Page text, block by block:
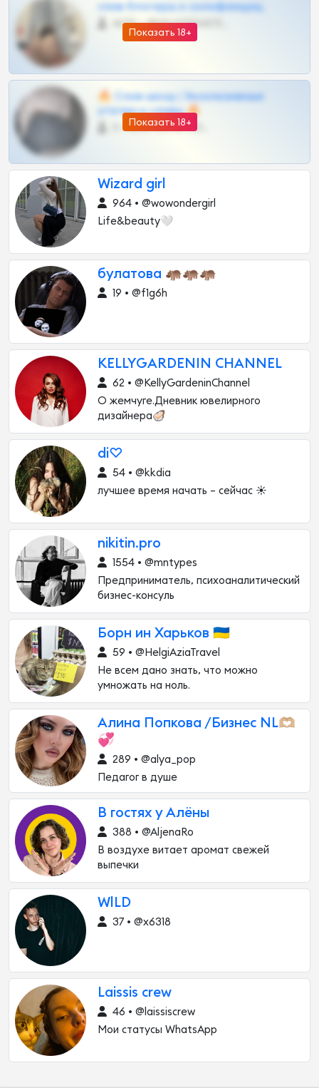
Показать 18+
слив блогерш и онлифанщиц
4675 •
Показать 18+
🔥 Слив шкод | Эксклюзивные
утечки и сливы 🔥
0 •
Wizard girl
964 • @wowondergirl
Life&beauty🤍
булатова 🦛🦛🦛
19 • @f1g6h
KELLYGARDENIN CHANNEL
62 • @KellyGardeninChannel
О жемчуге.Дневник ювелирного
дизайнера🦪
di♡︎
54 • @kkdia
лучшее время начать – сейчас ☀
nikitin.pro
1554 • @mntypes
Предприниматель, психоаналитический
бизнес-консуль
Борн ин Харьков 🇺🇦
59 • @HelgiAziaTravel
Не всем дано знать, что можно
умножать на ноль.
Алина Попкова /Бизнес NL🫶🏼
💞
289 • @alya_pop
Педагог в душе
В гостях у Алёны
388 • @AljenaRo
В воздухе витает аромат свежей
выпечки
WlLD
37 • @x6318
Laissis crew
46 • @laissiscrew
Мои статусы WhatsApp